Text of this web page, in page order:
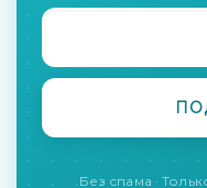
Без спама ·